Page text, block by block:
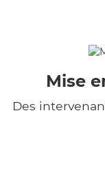
Mise
Des